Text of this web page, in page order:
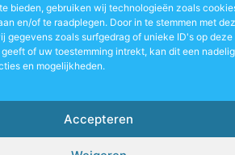
bieden, gebruiken wij technologieën zoals
en/of te raadplegen. Door in te stemmen met
gegevens zoals surfgedrag of unieke ID's op
of uw toestemming intrekt, kan dit een
en mogelijkheden.
Accepteren